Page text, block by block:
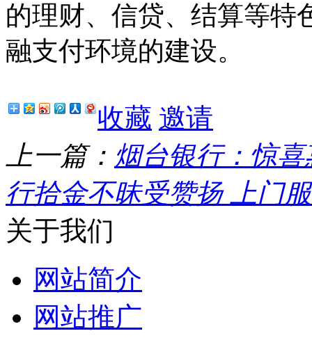
的理财、信贷、结算等特
融支付环境的建设。
收藏 邀请
上一篇： 烟台银行：惊
行拾金不昧受赞扬 上门
关于我们
网站简介
网站推广